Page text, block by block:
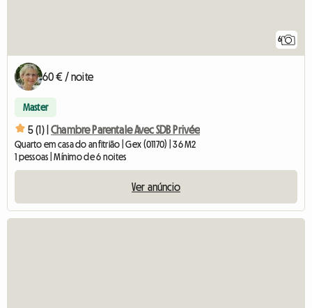
6
60 € / noite
Master
5 (1) | Chambre Parentale Avec SDB Privée
Quarto em casa do anfitrião | Gex (01170) | 36 M2
1 pessoas | Mínimo de 6 noites
Ver anúncio